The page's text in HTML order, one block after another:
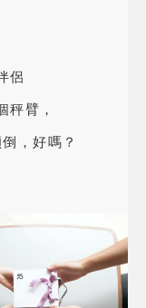
侶
秤臂，
，好嗎？